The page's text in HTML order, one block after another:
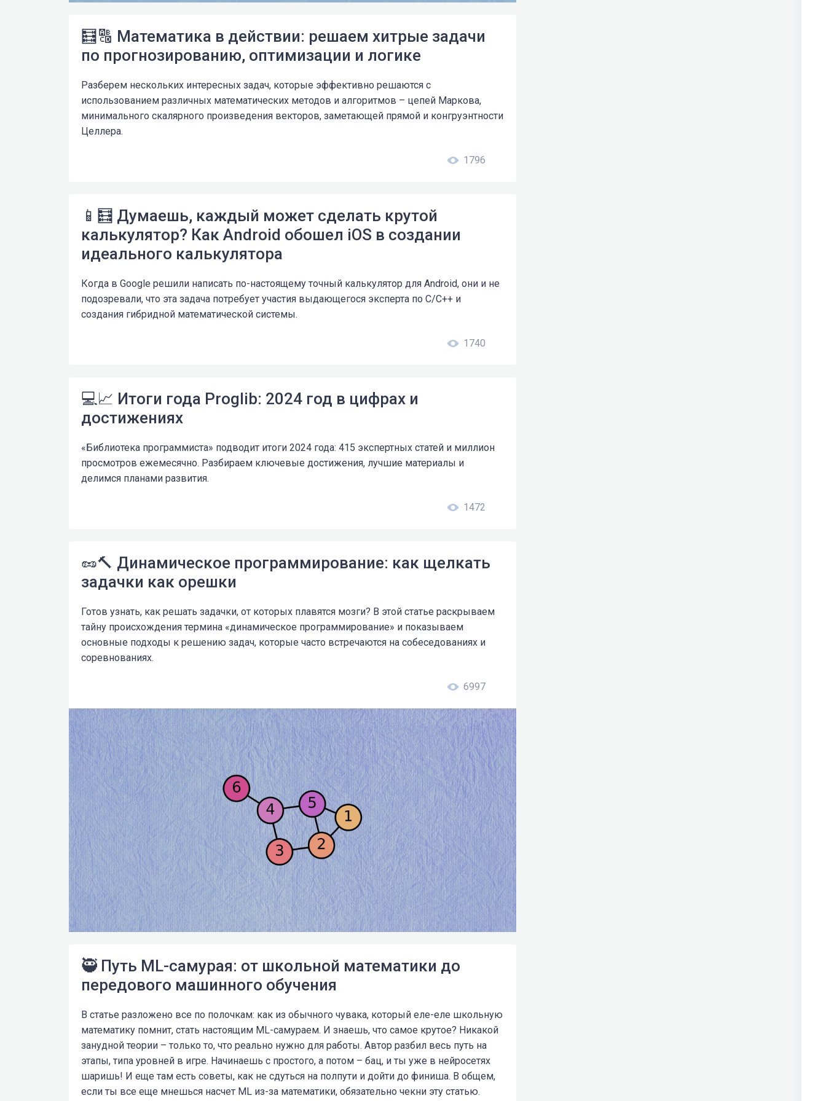
🧮🔠 Математика в действии: решаем хитрые задачи
по прогнозированию, оптимизации и логике
Разберем нескольких интересных задач, которые эффективно решаются с
использованием различных математических методов и алгоритмов – цепей Маркова,
минимального скалярного произведения векторов, заметающей прямой и конгруэнтности
Целлера.
1796
📱🧮 Думаешь, каждый может сделать крутой
калькулятор? Как Android обошел iOS в создании
идеального калькулятора
Когда в Google решили написать по-настоящему точный калькулятор для Android, они и не
подозревали, что эта задача потребует участия выдающегося эксперта по C/C++ и
создания гибридной математической системы.
1740
💻📈 Итоги года Proglib: 2024 год в цифрах и
достижениях
«Библиотека программиста» подводит итоги 2024 года: 415 экспертных статей и миллион
просмотров ежемесячно. Разбираем ключевые достижения, лучшие материалы и
делимся планами развития.
1472
🥜🔨 Динамическое программирование: как щелкать
задачки как орешки
Готов узнать, как решать задачки, от которых плавятся мозги? В этой статье раскрываем
тайну происхождения термина «динамическое программирование» и показываем
основные подходы к решению задач, которые часто встречаются на собеседованиях и
соревнованиях.
6997
🥷 Путь ML-самурая: от школьной математики до
передового машинного обучения
В статье разложено все по полочкам: как из обычного чувака, который еле-еле школьную
математику помнит, стать настоящим ML-самураем. И знаешь, что самое крутое? Никакой
занудной теории – только то, что реально нужно для работы. Автор разбил весь путь на
этапы, типа уровней в игре. Начинаешь с простого, а потом – бац, и ты уже в нейросетях
шаришь! И еще там есть советы, как не сдуться на полпути и дойти до финиша. В общем,
если ты все еще мнешься насчет ML из-за математики, обязательно чекни эту статью.